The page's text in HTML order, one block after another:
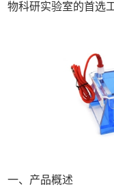
物科研实验室的首选
一、产品概述